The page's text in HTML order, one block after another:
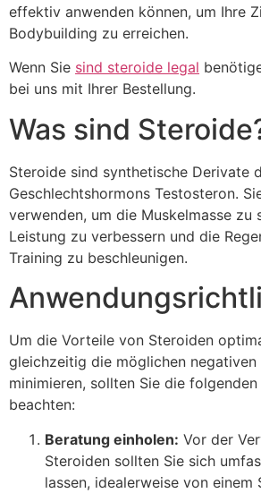
effektiv anwenden können, um Ihre
Bodybuilding zu erreichen.
Wenn Sie sind steroide legal
bei uns mit Ihrer Bestellung.
Was sind
Steroide sind synthetische Derivate
Geschlechtshormons Testosteron.
verwenden, um die Muskelmasse zu
Leistung zu verbessern und die
Training zu beschleunigen.
Um die Vorteile von Steroiden
gleichzeitig die möglichen negativen
minimieren, sollten Sie die
beachten:
Beratung einholen: Vor der
Steroiden sollten Sie sich
lassen, idealerweise von